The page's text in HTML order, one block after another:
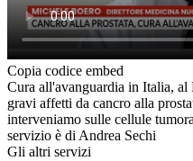
Copia codice embed
Cura all'avanguardia in Italia,
gravi affetti da cancro alla
interveniamo sulle cellule
servizio è di Andrea Sechi
Gli altri servizi